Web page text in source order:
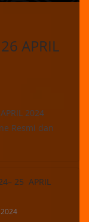
APRIL
2024
Resmi dan
25 APRIL